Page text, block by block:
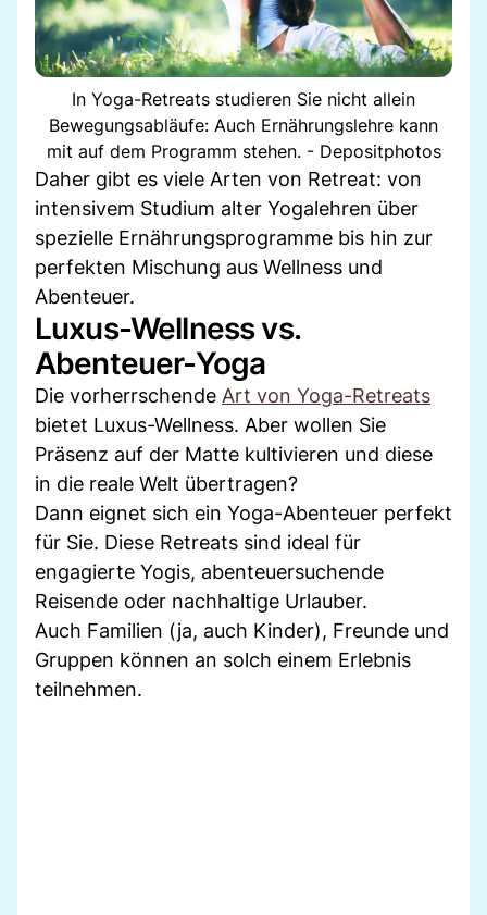
In Yoga-Retreats studieren Sie nicht allein
Bewegungsabläufe: Auch Ernährungslehre kann
mit auf dem Programm stehen. - Depositphotos
Daher gibt es viele Arten von Retreat: von
intensivem Studium alter Yogalehren über
spezielle Ernährungsprogramme bis hin zur
perfekten Mischung aus Wellness und
Abenteuer.
Luxus-Wellness vs.
Abenteuer-Yoga
Die vorherrschende Art von Yoga-Retreats
bietet Luxus-Wellness. Aber wollen Sie
Präsenz auf der Matte kultivieren und diese
in die reale Welt übertragen?
Dann eignet sich ein Yoga-Abenteuer perfekt
für Sie. Diese Retreats sind ideal für
engagierte Yogis, abenteuersuchende
Reisende oder nachhaltige Urlauber.
Auch Familien (ja, auch Kinder), Freunde und
Gruppen können an solch einem Erlebnis
teilnehmen.